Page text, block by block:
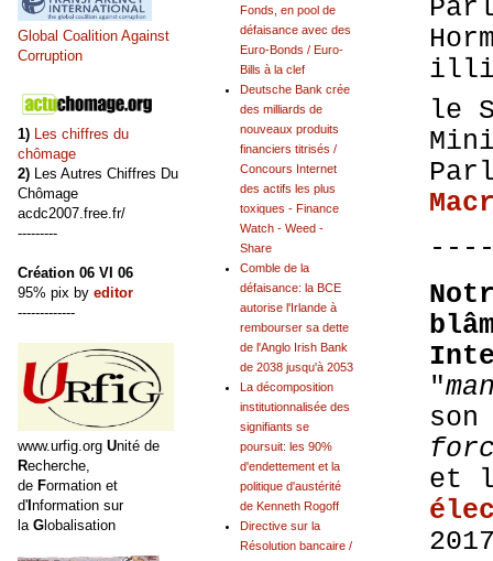
le
"
et
Fonds, en pool de
défaisance avec des
Euro-Bonds / Euro-
Bills à la clef
Deutsche Bank crée
des milliards de
nouveaux produits
financiers titrisés /
Concours Internet
des actifs les plus
toxiques - Finance
Watch - Weed -
Share
Comble de la
défaisance: la BCE
autorise l'Irlande à
rembourser sa dette
de l'Anglo Irish Bank
de 2038 jusqu'à 2053
La décomposition
institutionnalisée des
signifiants se
poursuit: les 90%
d'endettement et la
politique d'austérité
de Kenneth Rogoff
Directive sur la
Résolution bancaire /
Global Coalition Against
Corruption
1) Les chiffres du
chômage
2) Les Autres Chiffres Du
Chômage
acdc2007.free.fr/
---------
Création 06 VI 06
95% pix by editor
-------------
www.urfig.org Unité de
Recherche,
de Formation et
d'Information sur
la Globalisation